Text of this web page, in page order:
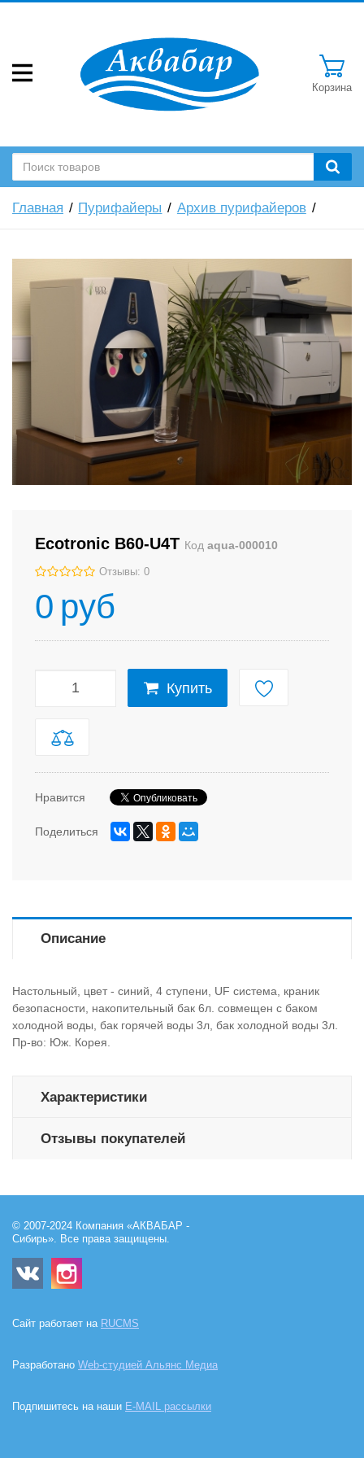
Корзина
Главная Пурифайеры Архив пурифайеров
Ecotronic B60-U4T Код aqua-000010
Отзывы: 0
0 руб
Купить
Нравится
Поделиться
Описание
Настольный, цвет - синий, 4 ступени, UF система, краник
безопасности, накопительный бак 6л. совмещен с баком
холодной воды, бак горячей воды 3л, бак холодной воды 3л.
Пр-во: Юж. Корея.
Характеристики
Отзывы покупателей
© 2007-2024 Компания «АКВАБАР -
Сибирь». Все права защищены.
Сайт работает на RUCMS
Разработано Web-студией Альянс Медиа
Подпишитесь на наши E-MAIL рассылки